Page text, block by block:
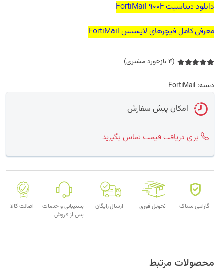
دانلود دیتاشیت FortiMail 900F
معرفی کامل فیچرهای لایسنس FortiMail
در
امتیازدهی
(
4بازخورد مشتری)
دسته: FortiMail
امکان پیش سفارش
برای دریافت قیمت تماس بگیرید
گارانتی ستاک تحویل فوری ارسال رایگان
پشتیبانی و خدمات
پس از فروش
اصالت کالا
محصولات مرتبط